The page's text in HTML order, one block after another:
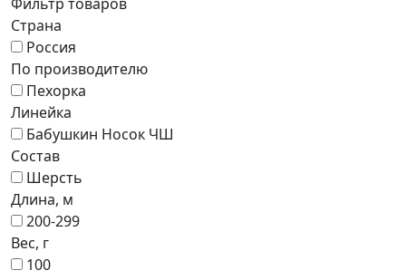
Страна
Россия
По производителю
Пехорка
Линейка
Бабушкин Носок ЧШ
Состав
Шерсть
Длина, м
200-299
Вес, г
100